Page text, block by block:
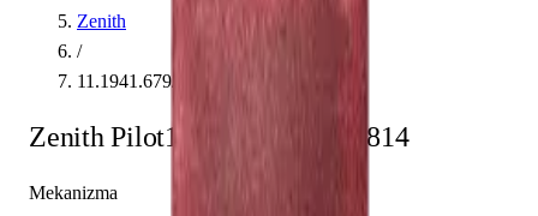
Zenith
/
11.1941.679/94.C814
Zenith Pilot11.1941.679/94.C814
Mekanizma